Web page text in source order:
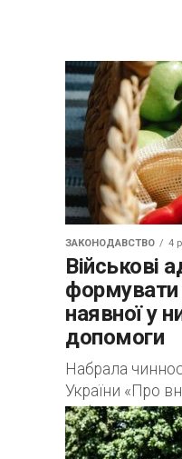
ЗАКОНОДАВСТВО 4
Військові
формувати
наявної у
допомоги
Набрала
України «Про
Кабінету
№ 328» від 26